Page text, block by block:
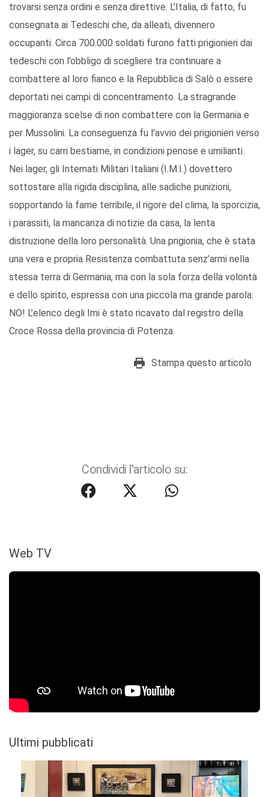
trovarsi senza ordini e senza direttive. L’Italia, di fatto, fu
consegnata ai Tedeschi che, da alleati, divennero
occupanti. Circa 700.000 soldati furono fatti prigionieri dai
tedeschi con l’obbligo di scegliere tra continuare a
combattere al loro fianco e la Repubblica di Salò o essere
deportati nei campi di concentramento. La stragrande
maggioranza scelse di non combattere con la Germania e
per Mussolini. La conseguenza fu l’avvio dei prigionieri verso
i lager, su carri bestiame, in condizioni penose e umilianti.
Nei lager, gli Internati Militari Italiani (I.M.I.) dovettero
sottostare alla rigida disciplina, alle sadiche punizioni,
sopportando la fame terribile, il rigore del clima, la sporcizia,
i parassiti, la mancanza di notizie da casa, la lenta
distruzione della loro personalità. Una prigionia, che è stata
una vera e propria Resistenza combattuta senz’armi nella
stessa terra di Germania, ma con la sola forza della volontà
e dello spirito, espressa con una piccola ma grande parola:
NO! L’elenco degli Imi è stato ricavato dal registro della
Croce Rossa della provincia di Potenza.
Stampa questo articolo
Condividi l'articolo su:
Web TV
Ultimi pubblicati